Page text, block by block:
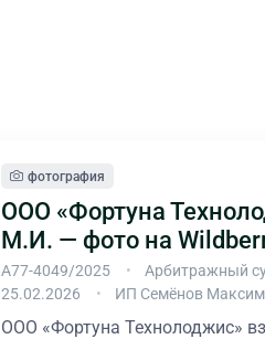
фотография
ООО «Фортуна
М.И. — фото на
А77-4049/2025
Арбитражный
25.02.2026
ИП Семёнов Максим
ООО «Фортуна Технолоджис»